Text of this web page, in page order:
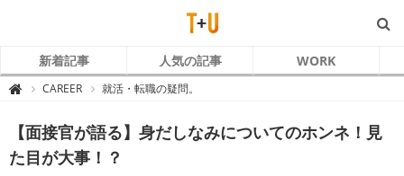
新着記事 人気の記事 WORK

ト
ラ
コ
ム
CAREER 就活・転職の疑問。
【面接官が語る】身だしなみについてのホンネ！見
た目が大事！？